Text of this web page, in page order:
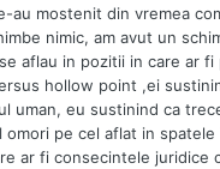
au mostenit din vremea
nimic, am avut un
aflau in pozitii in care ar
hollow point ,ei
uman, eu sustinind ca
omori pe cel aflat in
ar fi consecintele juridice